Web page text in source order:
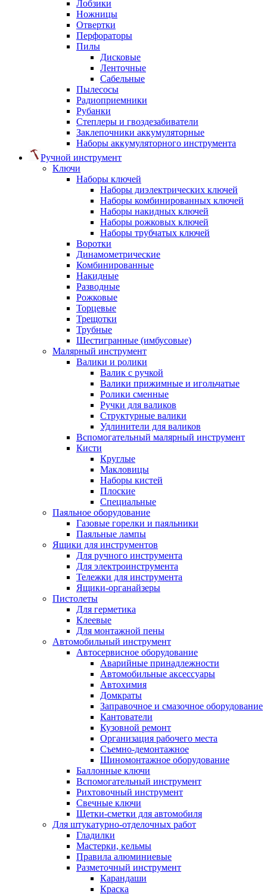
Лобзики
Ножницы
Отвертки
Перфораторы
Пилы
Дисковые
Ленточные
Сабельные
Пылесосы
Радиоприемники
Рубанки
Степлеры и гвоздезабиватели
Заклепочники аккумуляторные
Наборы аккумуляторного инструмента
Ручной инструмент
Ключи
Наборы ключей
Наборы диэлектрических ключей
Наборы комбинированных ключей
Наборы накидных ключей
Наборы рожковых ключей
Наборы трубчатых ключей
Воротки
Динамометрические
Комбинированные
Накидные
Разводные
Рожковые
Торцевые
Трещотки
Трубные
Шестигранные (имбусовые)
Малярный инструмент
Валики и ролики
Валик с ручкой
Валики прижимные и игольчатые
Ролики сменные
Ручки для валиков
Структурные валики
Удлинители для валиков
Вспомогательный малярный инструмент
Кисти
Круглые
Макловицы
Наборы кистей
Плоские
Специальные
Паяльное оборудование
Газовые горелки и паяльники
Паяльные лампы
Ящики для инструментов
Для ручного инструмента
Для электроинструмента
Тележки для инструмента
Ящики-органайзеры
Пистолеты
Для герметика
Клеевые
Для монтажной пены
Автомобильный инструмент
Автосервисное оборудование
Аварийные принадлежности
Автомобильные аксессуары
Автохимия
Домкраты
Заправочное и смазочное оборудование
Кантователи
Кузовной ремонт
Организация рабочего места
Съемно-демонтажное
Шиномонтажное оборудование
Баллонные ключи
Вспомогательный инструмент
Рихтовочный инструмент
Свечные ключи
Щетки-сметки для автомобиля
Для штукатурно-отделочных работ
Гладилки
Мастерки, кельмы
Правила алюминиевые
Разметочный инструмент
Карандаши
Краска